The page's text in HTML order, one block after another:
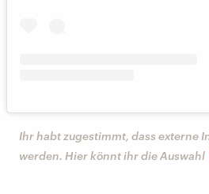
Ihr habt zugestimmt, dass externe
werden. Hier könnt ihr die Auswahl